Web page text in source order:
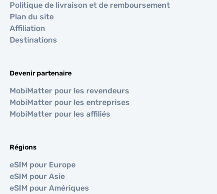
Politique de livraison et de remboursement
Plan du site
Affiliation
Destinations
Devenir partenaire
MobiMatter pour les revendeurs
MobiMatter pour les entreprises
MobiMatter pour les affiliés
Régions
eSIM pour Europe
eSIM pour Asie
eSIM pour Amériques